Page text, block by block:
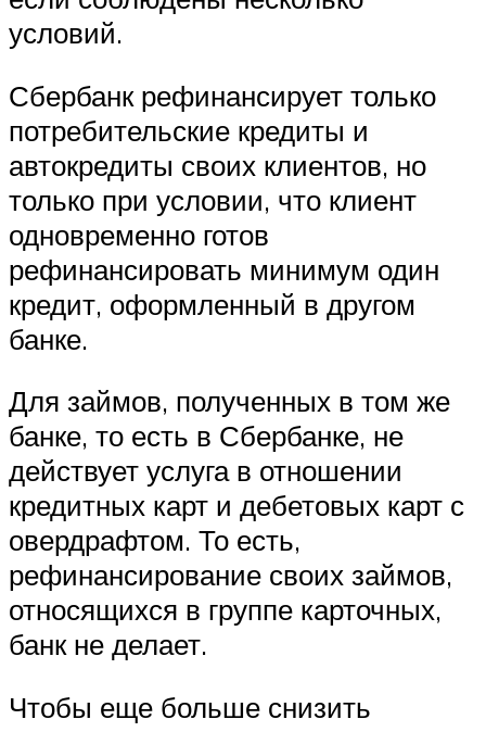
условий.
Сбербанк рефинансирует только
потребительские кредиты и
автокредиты своих клиентов, но
только при условии, что клиент
одновременно готов
рефинансировать минимум один
кредит, оформленный в другом
банке.
Для займов, полученных в том же
банке, то есть в Сбербанке, не
действует услуга в отношении
кредитных карт и дебетовых карт с
овердрафтом. То есть,
рефинансирование своих займов,
относящихся в группе карточных,
банк не делает.
Чтобы еще больше снизить